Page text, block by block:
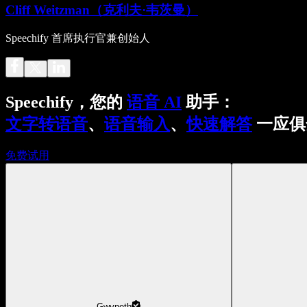
Cliff Weitzman（克利夫·韦茨曼）
Speechify 首席执行官兼创始人
Speechify，您的 语音 AI 助手：
文字转语音、 语音输入、快速解答一应俱
免费试用